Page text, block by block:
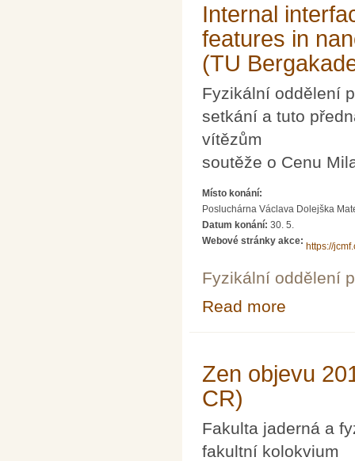
Internal
features in
(TU
Fyzikální oddělení
setkání a tuto
vítězům
soutěže o Cenu
Místo konání:
Posluchárna Václava Dolejška
Datum konání: 30. 5.
Webové stránky akce:
https://
Fyzikální oddělení
Read more
Zen objevu
CR)
Fakulta jaderná a
fakultní kolokvium